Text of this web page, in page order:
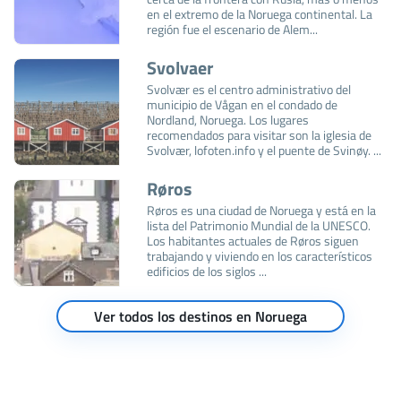
en el extremo de la Noruega continental. La
región fue el escenario de Alem...
Svolvaer
Svolvær es el centro administrativo del
municipio de Vågan en el condado de
Nordland, Noruega. Los lugares
recomendados para visitar son la iglesia de
Svolvær, lofoten.info y el puente de Svinøy. ...
Røros
Røros es una ciudad de Noruega y está en la
lista del Patrimonio Mundial de la UNESCO.
Los habitantes actuales de Røros siguen
trabajando y viviendo en los característicos
edificios de los siglos ...
Ver todos los destinos en Noruega